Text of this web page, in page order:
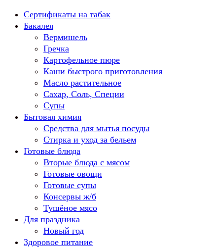
Перейти
содержанию
Сертификаты на табак
Бакалея
Вермишель
Гречка
Картофельное пюре
Каши быстрого приготовления
Масло растительное
Сахар, Соль, Специи
Супы
Бытовая химия
Средства для мытья посуды
Стирка и уход за бельем
Готовые блюда
Вторые блюда с мясом
Готовые овощи
Готовые супы
Консервы ж/б
Тушёное мясо
Для праздника
Новый год
Здоровое питание